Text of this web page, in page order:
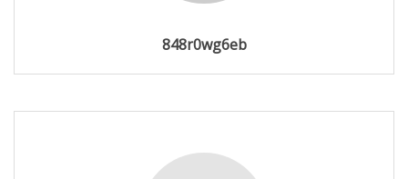
848r0wg6eb